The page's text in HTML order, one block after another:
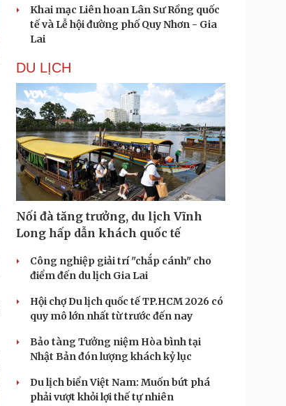
Khai mạc Liên hoan Lân Sư Rồng quốc
tế và Lễ hội đường phố Quy Nhơn - Gia
Lai
DU LỊCH
Nối đà tăng trưởng, du lịch Vĩnh
Long hấp dẫn khách quốc tế
Công nghiệp giải trí "chắp cánh" cho
điểm đến du lịch Gia Lai
Hội chợ Du lịch quốc tế TP.HCM 2026 có
quy mô lớn nhất từ trước đến nay
Bảo tàng Tưởng niệm Hòa bình tại
Nhật Bản đón lượng khách kỷ lục
Du lịch biển Việt Nam: Muốn bứt phá
phải vượt khỏi lợi thế tự nhiên